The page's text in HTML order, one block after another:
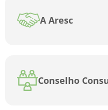
A Aresc
Conselho